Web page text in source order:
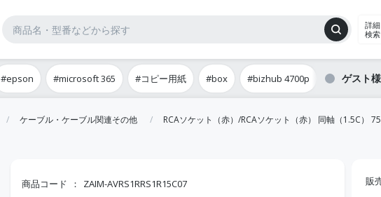
詳細
検索
#epson #microsoft 365 #コピー用紙 #box #bizhub 4700p ゲスト
ケーブル・ケーブル関連その他 RCAソケット（赤）/RCAソケット（赤） 同軸（1.5C）
商品コード ZAIM-AVRS1RRS1R15C07 販